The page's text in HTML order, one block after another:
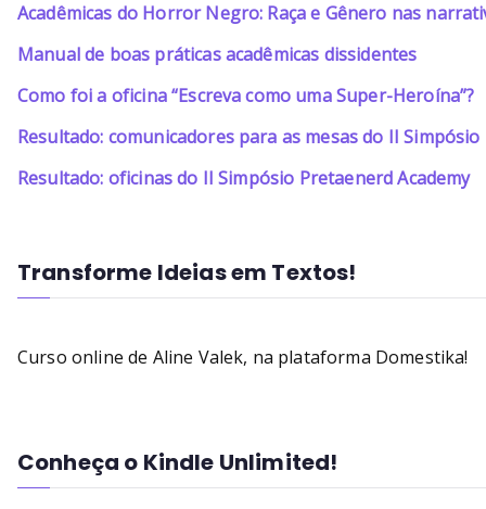
Acadêmicas do Horror Negro: Raça e Gênero nas
Manual de boas práticas acadêmicas dissidentes
Como foi a oficina “Escreva como uma Super-Heroína”?
Resultado: comunicadores para as mesas do II
Resultado: oficinas do II Simpósio Pretaenerd Academy
Transforme Ideias em Textos!
Curso online de Aline Valek, na plataforma Domestika!
Conheça o Kindle Unlimited!